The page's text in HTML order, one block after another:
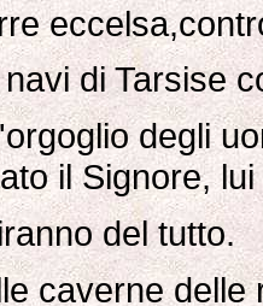
di Tarsise
degli
il Signore,
del tutto.
caverne delle